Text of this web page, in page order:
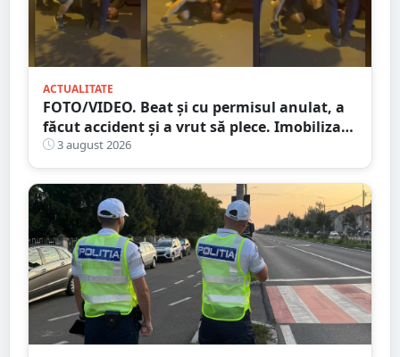
ACTUALITATE
FOTO/VIDEO. Beat și cu permisul anulat, a
făcut accident și a vrut să plece. Imobilizat
de trecători
3 august 2026